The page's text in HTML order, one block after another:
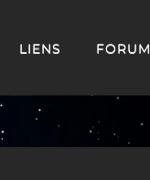
LIENS FORUM